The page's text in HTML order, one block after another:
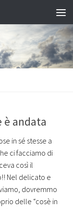
è andata
in sé stesse a
ci facciamo di
così il
Nel delicato e
dovremmo
delle “cosè in